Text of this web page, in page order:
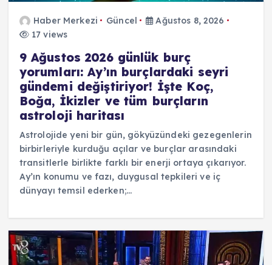
Haber Merkezi Güncel
Ağustos 8, 2026
17 views
9 Ağustos 2026 günlük burç
yorumları: Ay’ın burçlardaki seyri
gündemi değiştiriyor! İşte Koç,
Boğa, İkizler ve tüm burçların
astroloji haritası
Astrolojide yeni bir gün, gökyüzündeki gezegenlerin
birbirleriyle kurduğu açılar ve burçlar arasındaki
transitlerle birlikte farklı bir enerji ortaya çıkarıyor.
Ay’ın konumu ve fazı, duygusal tepkileri ve iç
dünyayı temsil ederken;…